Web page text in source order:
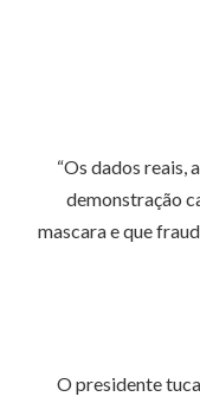
“Os dados reais,
demonstração
mascara e que
O presidente